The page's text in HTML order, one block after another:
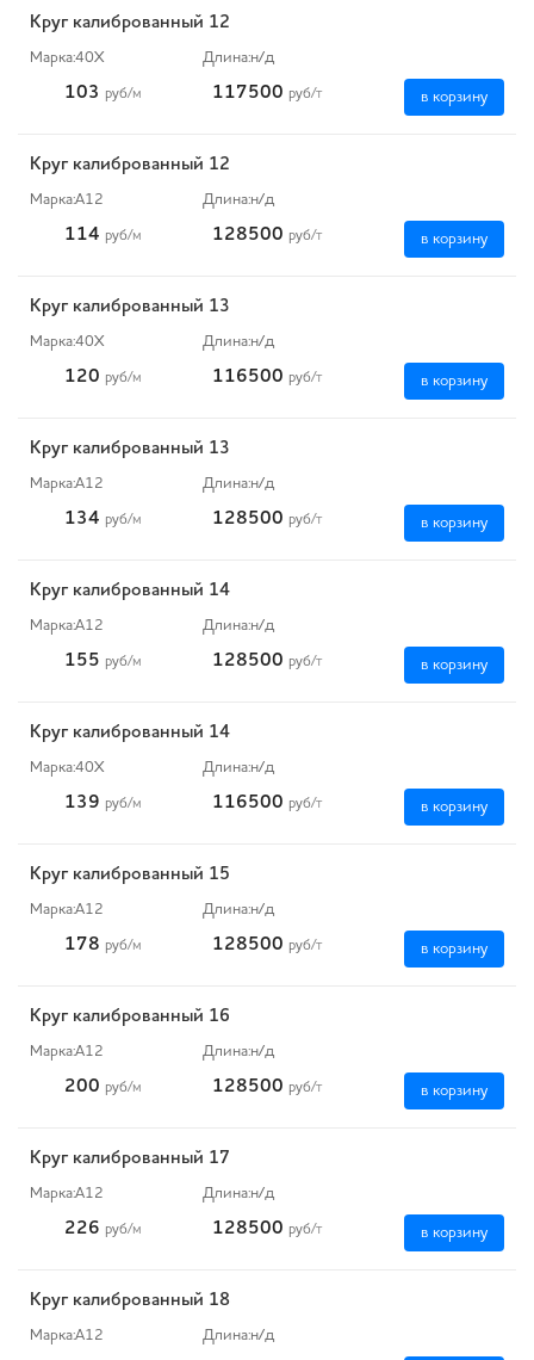
Круг калиброванный 12
Марка:40Х Длина:н/д
103 руб/м 117500 руб/т в корзину
Круг калиброванный 12
Марка:А12 Длина:н/д
114 руб/м 128500 руб/т в корзину
Круг калиброванный 13
Марка:40Х Длина:н/д
120 руб/м 116500 руб/т в корзину
Круг калиброванный 13
Марка:А12 Длина:н/д
134 руб/м 128500 руб/т в корзину
Круг калиброванный 14
Марка:А12 Длина:н/д
155 руб/м 128500 руб/т в корзину
Круг калиброванный 14
Марка:40Х Длина:н/д
139 руб/м 116500 руб/т в корзину
Круг калиброванный 15
Марка:А12 Длина:н/д
178 руб/м 128500 руб/т в корзину
Круг калиброванный 16
Марка:А12 Длина:н/д
200 руб/м 128500 руб/т в корзину
Круг калиброванный 17
Марка:А12 Длина:н/д
226 руб/м 128500 руб/т в корзину
Круг калиброванный 18
Марка:А12 Длина:н/д